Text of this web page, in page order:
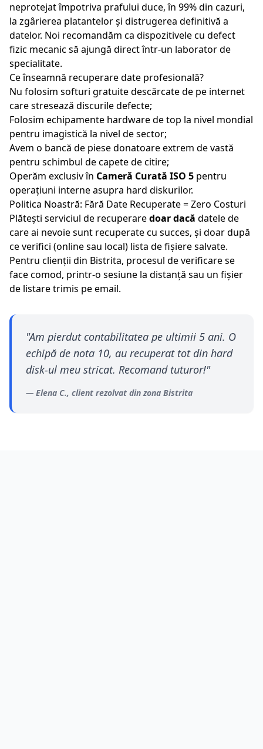
neprotejat împotriva prafului duce, în 99% din cazuri,
la zgârierea platantelor și distrugerea definitivă a
datelor. Noi recomandăm ca dispozitivele cu defect
fizic mecanic să ajungă direct într-un laborator de
specialitate.
Ce înseamnă recuperare date profesională?
Nu folosim softuri gratuite descărcate de pe internet
care stresează discurile defecte;
Folosim echipamente hardware de top la nivel mondial
pentru imagistică la nivel de sector;
Avem o bancă de piese donatoare extrem de vastă
pentru schimbul de capete de citire;
Operăm exclusiv în Cameră Curată ISO 5 pentru
operațiuni interne asupra hard diskurilor.
Politica Noastră: Fără Date Recuperate = Zero Costuri
Plătești serviciul de recuperaredoar dacă datele de
care ai nevoie sunt recuperate cu succes, și doar după
ce verifici (online sau local) lista de fișiere salvate.
Pentru clienții din Bistrita, procesul de verificare se
face comod, printr-o sesiune la distanță sau un fișier
de listare trimis pe email.
"Am pierdut contabilitatea pe ultimii 5 ani. O
echipă de nota 10, au recuperat tot din hard
disk-ul meu stricat. Recomand tuturor!"
— Elena C., client rezolvat din zona Bistrita